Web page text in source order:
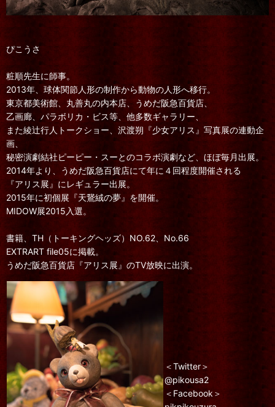
ぴこうさ
粧順先生に師事。
2013年、球体関節人形の制作から動物の人形へ移行。
東京都美術館、丸善丸の内本店、うめだ阪急百貨店、
乙画廊、パラボリカ・ビス等、他多数ギャラリー、
また綾辻行人トークショー、沢渡朔『少女アリス』写真展の連動企
画、
秘密演劇結社ピーピー・スーとのコラボ演劇など、ほぼ毎月出展。
2014年より、うめだ阪急百貨店にて年に４回程度開催される
『アリス展』にレギュラー出展。
2015年に初個展『天鵞絨の夢』を開催。
MIDOW展2015入選。
書籍、TH（トーキングヘッズ）NO.62、No.66
EXTRART file05に掲載。
うめだ阪急百貨店『アリス展』のTV放映に出演。
＜Twitter＞
@pikousa2
＜Facebook＞